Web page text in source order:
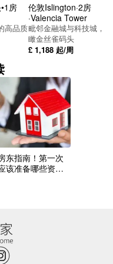
房
高品质
伦敦Islington·2房
·Valencia Tower
毗邻金融城与科技城，俯
瞰金丝雀码头
£ 1,188 起/周
东指南！第一次
该准备哪些资